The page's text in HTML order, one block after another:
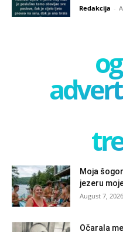
Redakcija -
Moja
jezeru
August 7, 2026
Očarala